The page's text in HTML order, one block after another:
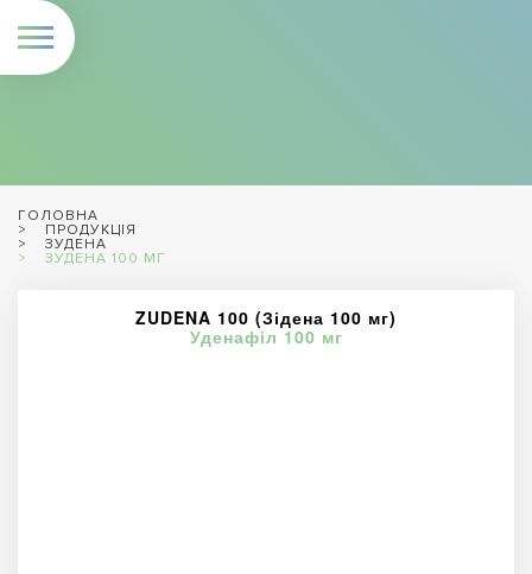
ГОЛОВНА
ПРОДУКЦІЯ
ЗУДЕНА
ЗУДЕНА 100 МГ
ZUDENA 100 (Зідена 100 мг)
Уденафіл 100 мг